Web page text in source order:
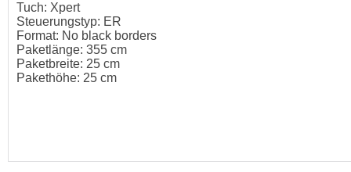
Tuch: Xpert
Steuerungstyp: ER
Format: No black borders
Paketlänge: 355 cm
Paketbreite: 25 cm
Pakethöhe: 25 cm